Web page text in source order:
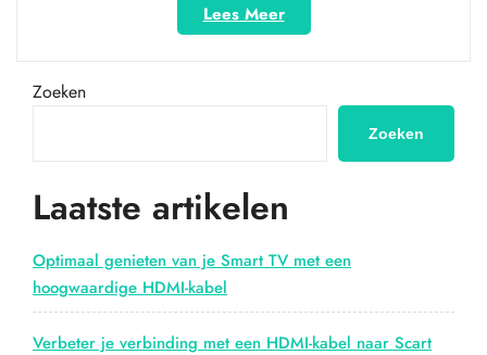
Lees Meer“HDMI-
kabels
bij
betaalbare
voor
home
Zoeken
Zoeken
Laatste artikelen
Optimaal genieten van je Smart TV met een
hoogwaardige HDMI-kabel
Verbeter je verbinding met een HDMI-kabel naar Scart